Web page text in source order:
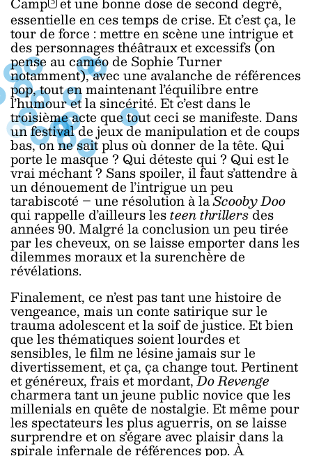
essentielle en ces temps de crise. Et c’est ça, le
tour de force : mettre en scène une intrigue et
des personnages théâtraux et excessifs (on
pense au caméo de Sophie Turner
notamment), avec une avalanche de références
pop, tout en maintenant l’équilibre entre
l’humour et la sincérité. Et c’est dans le
troisième acte que tout ceci se manifeste. Dans
un festival de jeux de manipulation et de coups
bas, on ne sait plus où donner de la tête. Qui
porte le masque ? Qui déteste qui ? Qui est le
vrai méchant ? Sans spoiler, il faut s’attendre à
un dénouement de l’intrigue un peu
tarabiscoté – une résolution à laScooby Doo
qui rappelle d’ailleurs lesteen thrillersdes
années 90. Malgré la conclusion un peu tirée
par les cheveux, on se laisse emporter dans les
dilemmes moraux et la surenchère de
révélations.
Finalement, ce n’est pas tant une histoire de
vengeance, mais un conte satirique sur le
trauma adolescent et la soif de justice. Et bien
que les thématiques soient lourdes et
sensibles, le film ne lésine jamais sur le
divertissement, et ça, ça change tout. Pertinent
et généreux, frais et mordant,Do Revenge
charmera tant un jeune public novice que les
millenials en quête de nostalgie. Et même pour
les spectateurs les plus aguerris, on se laisse
surprendre et on s’égare avec plaisir dans la
spirale infernale de références pop. À